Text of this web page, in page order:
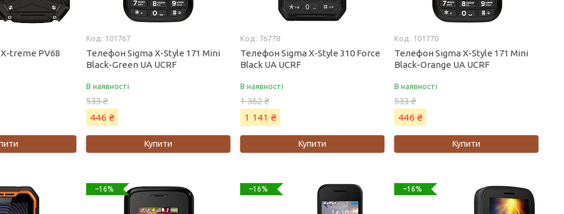
treme PV68
101767
Телефон Sigma X-Style 171 Mini
Black-Green UA UCRF
В наявності
533 ₴
446 ₴
Купити
76778
Телефон Sigma X-Style 310 Force
Black UA UCRF
В наявності
1 362 ₴
1 141 ₴
Купити
101770
Телефон Sigma X-Style 171 Mini
Black-Orange UA UCRF
В наявності
533 ₴
446 ₴
Купити
–16% –16% –16%